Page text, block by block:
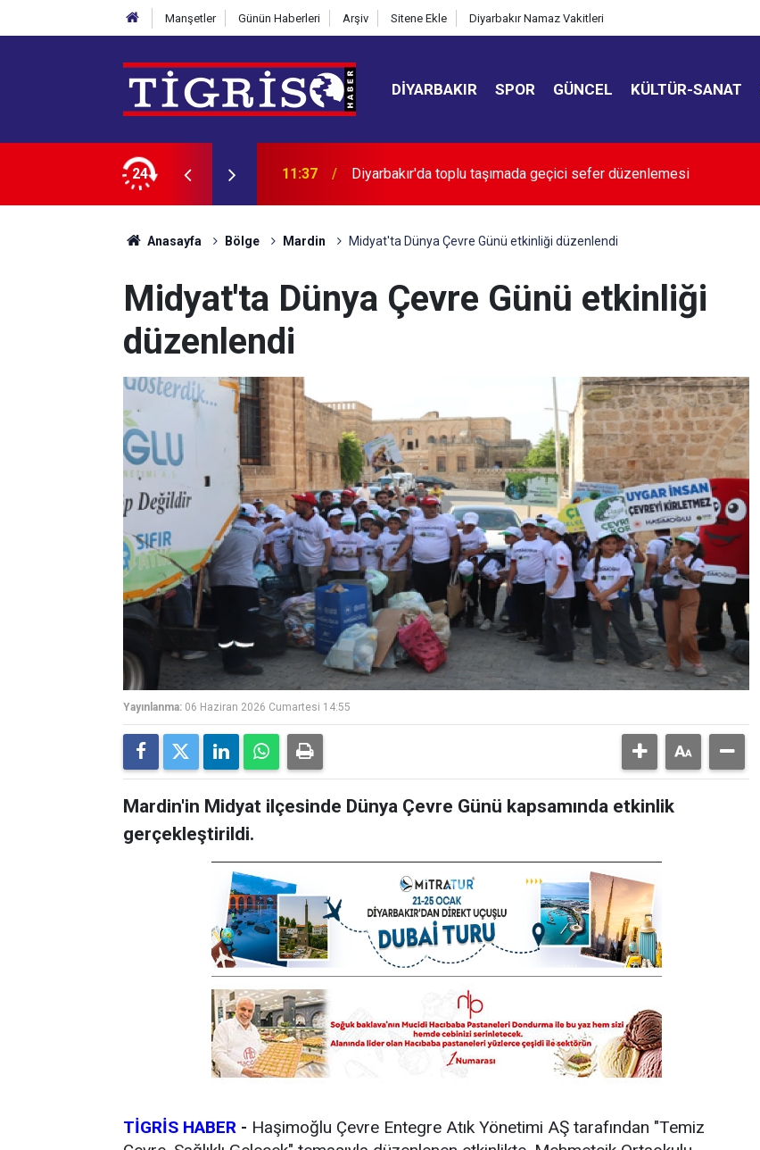
Manşetler Günün Haberleri Arşiv Sitene Ekle Diyarbakır Namaz Vakitleri
DIYARBAKIR SPOR GÜNCEL KÜLTÜR-SANAT
24
sefer düzenlemesi 11:26 Elazığ’da tefecilik operasyonu: 6 şüpheli tutuklandı
Anasayfa Bölge Mardin Midyat'ta Dünya Çevre Günü etkinliği düzenlendi
Midyat'ta Dünya Çevre Günü etkinliği
düzenlendi
Yayınlanma: 06 Haziran 2026 Cumartesi 14:55
Mardin'in Midyat ilçesinde Dünya Çevre Günü kapsamında etkinlik
gerçekleştirildi.
TİGRİS HABER - Haşimoğlu Çevre Entegre Atık Yönetimi AŞ tarafından "Temiz